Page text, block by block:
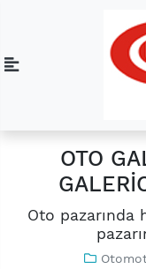
OTO
Oto pazarında